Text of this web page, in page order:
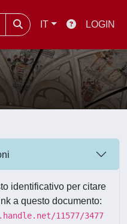
IT LOGIN
identificativo per citare
a questo documento:
11577/3477